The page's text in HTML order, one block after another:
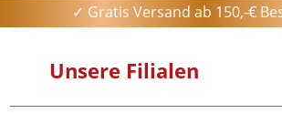
✓ Gratis Versand ab 150,-€
Unsere Filialen